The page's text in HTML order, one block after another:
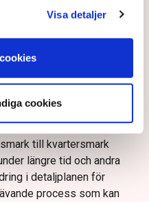
Visa detaljer
cookies
som väggar
runt uteserveringarna
säger Maria
och service i
till kvartersmark
längre tid och andra
i detaljplanen för
process som kan